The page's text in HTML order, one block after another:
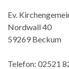
Ev.
Nordwall 40
59269 Beckum
Telefon: 02521